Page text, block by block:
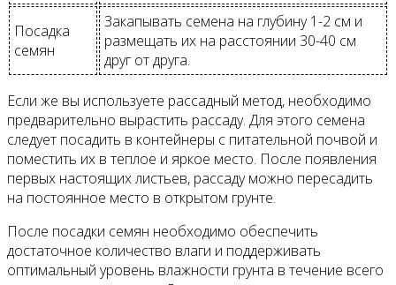
Посадка
семян
Закапывать семена на глубину 1-2 см и
размещать их на расстоянии 30-40 см
друг от друга.
Если же вы используете рассадный метод, необходимо
предварительно вырастить рассаду. Для этого семена
следует посадить в контейнеры с питательной почвой и
поместить их в теплое и яркое место. После появления
первых настоящих листьев, рассаду можно пересадить
на постоянное место в открытом грунте.
После посадки семян необходимо обеспечить
достаточное количество влаги и поддерживать
оптимальный уровень влажности грунта в течение всего